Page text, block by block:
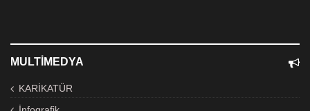
MULTIMEDYA
KARİKATÜR